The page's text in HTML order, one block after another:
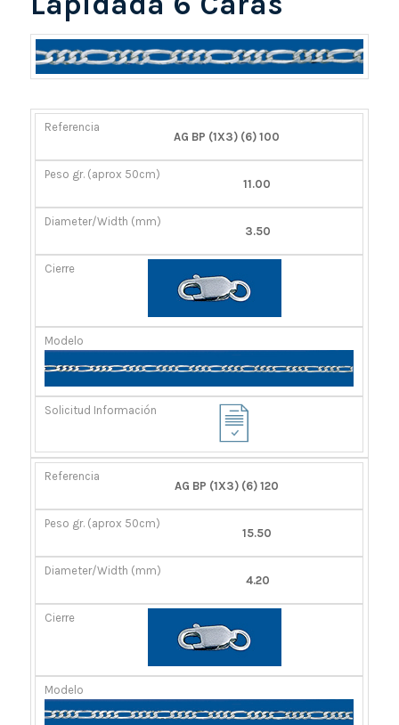
REFERENCIA
PESO
(APROX
DIÁMETRO/ANCHO
AG BP (1X3) (6) 100
11.00
3.50
AG BP (1X3) (6) 120
15.50
4.20